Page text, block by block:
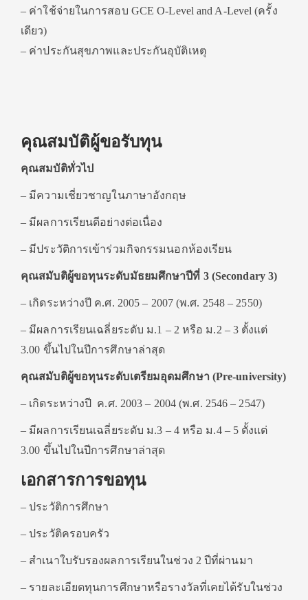
– ค่าใช้จ่ายในการสอบ GCE O-Level and A-Level (ครั้ง
เดียว)
– ค่าประกันสุขภาพและประกันอุบัติเหตุ
คุณสมบัติผู้ขอรับทุน
คุณสมบัติทั่วไป
– มีความเชี่ยวชาญในภาษาอังกฤษ
– มีผลการเรียนดีอย่างต่อเนื่อง
– มีประวัติการเข้าร่วมกิจกรรมนอกห้องเรียน
คุณสมับติผู้ขอทุนระดับมัธยมศึกษาปีที่ 3 (Secondary 3)
– เกิดระหว่างปี ค.ศ. 2005 – 2007 (พ.ศ. 2548 – 2550)
– มีผลการเรียนเฉลี่ยระดับ ม.1 – 2 หรือ ม.2 – 3 ตั้งแต่
3.00 ขึ้นไปในปีการศึกษาล่าสุด
คุณสมับติผู้ขอทุนระดับเตรียมอุดมศึกษา (Pre-university)
– เกิดระหว่างปี ค.ศ. 2003 – 2004 (พ.ศ. 2546 – 2547)
– มีผลการเรียนเฉลี่ยระดับ ม.3 – 4 หรือ ม.4 – 5 ตั้งแต่
3.00 ขึ้นไปในปีการศึกษาล่าสุด
เอกสารการขอทุน
– ประวัติการศึกษา
– ประวัติครอบครัว
– สำเนาใบรับรองผลการเรียนในช่วง 2 ปีที่ผ่านมา
– รายละเอียดทุนการศึกษาหรือรางวัลที่เคยได้รับในช่วง